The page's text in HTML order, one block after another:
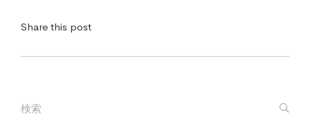
Share this post